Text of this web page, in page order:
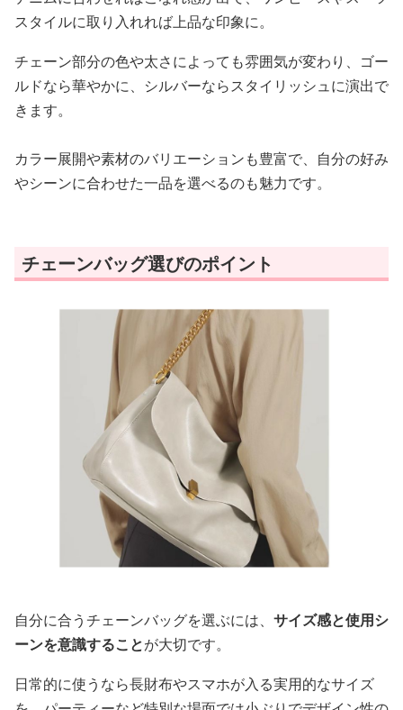
スタイルに取り入れれば上品な印象に。
チェーン部分の色や太さによっても雰囲気が変わり、ゴー
ルドなら華やかに、シルバーならスタイリッシュに演出で
きます。
カラー展開や素材のバリエーションも豊富で、自分の好み
やシーンに合わせた一品を選べるのも魅力です。
チェーンバッグ選びのポイント
自分に合うチェーンバッグを選ぶには、 サイズ感と使用シ
ーンを意識することが大切です。
日常的に使うなら長財布やスマホが入る実用的なサイズ